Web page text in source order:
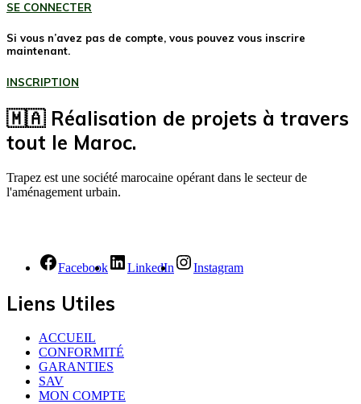
SE CONNECTER
Si vous n’avez pas de compte, vous pouvez vous inscrire
maintenant.
INSCRIPTION
🇲🇦 Réalisation de projets à travers
tout le Maroc.
Trapez est une société marocaine opérant dans le secteur de
l'aménagement urbain.
Facebook LinkedIn Instagram
Liens Utiles
ACCUEIL
CONFORMITÉ
GARANTIES
SAV
MON COMPTE